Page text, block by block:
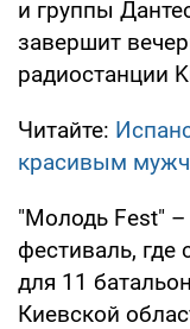
и группы
завершит
радиостанции
Читайте:
красивым
"Молодь Fest" –
фестиваль, где
для 11
Киевской